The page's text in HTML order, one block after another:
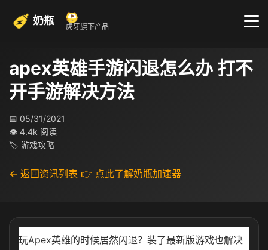
奶瓶 虎牙旗下产品
apex英雄手游闪退怎么办 打不
开手游解决方法
📅 05/31/2021
👁 4.4k 阅读
🏷 游戏攻略
← 返回资讯列表 👉 点此了解奶瓶加速器
玩Apex英雄的时候居然闪退？装了最新版游戏也解决